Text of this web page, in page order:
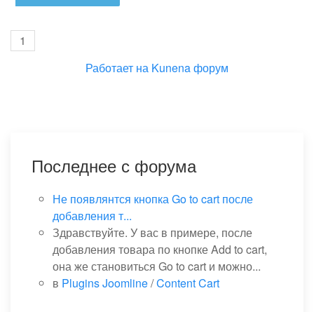
1
Работает на Kunena форум
Последнее с форума
Не появлянтся кнопка Go to cart после
добавления т...
Здравствуйте. У вас в примере, после
добавления товара по кнопке Add to cart,
она же становиться Go to cart и можно...
в Plugins Joomline/Content Cart